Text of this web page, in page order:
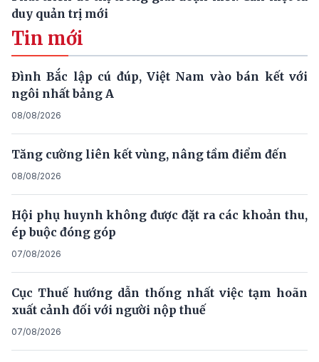
duy quản trị mới
Tin mới
Đình Bắc lập cú đúp, Việt Nam vào bán kết với
ngôi nhất bảng A
08/08/2026
Tăng cường liên kết vùng, nâng tầm điểm đến
08/08/2026
Hội phụ huynh không được đặt ra các khoản thu,
ép buộc đóng góp
07/08/2026
Cục Thuế hướng dẫn thống nhất việc tạm hoãn
xuất cảnh đối với người nộp thuế
07/08/2026